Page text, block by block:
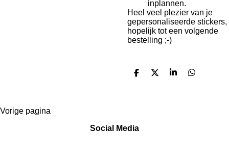
inplannen.
Heel veel plezier van je
gepersonaliseerde stickers,
hopelijk tot een volgende
bestelling ;-)
D
D
S
D
Vorige pagina
Social Media